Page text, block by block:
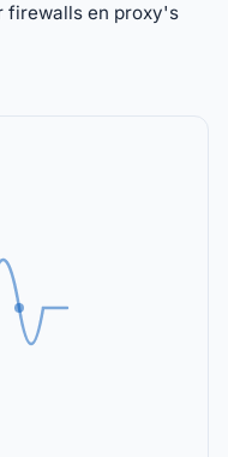
firewalls en proxy's